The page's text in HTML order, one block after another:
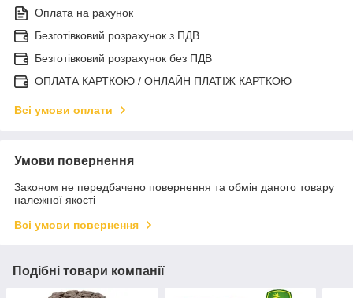
Оплата на рахунок
Безготівковий розрахунок з ПДВ
Безготівковий розрахунок без ПДВ
ОПЛАТА КАРТКОЮ / ОНЛАЙН ПЛАТІЖ КАРТКОЮ
Всі умови оплати
Умови повернення
Законом не передбачено повернення та обмін даного товару
належної якості
Всі умови повернення
Подібні товари компанії